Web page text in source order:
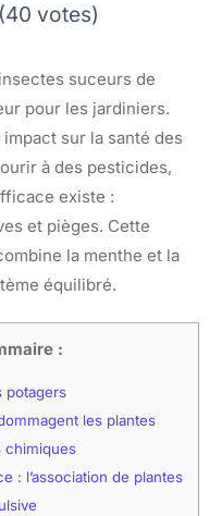
votes)
suceurs de
pour les jardiniers.
sur la santé des
à des pesticides,
existe :
et pièges. Cette
la menthe et la
équilibré.
:
potagers
les plantes
chimiques
: l’association de plantes